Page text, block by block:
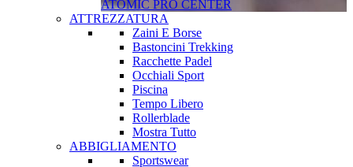
ATOMIC PRO CENTER
ATTREZZATURA
Zaini E Borse
Bastoncini Trekking
Racchette Padel
Occhiali Sport
Piscina
Tempo Libero
Rollerblade
Mostra Tutto
ABBIGLIAMENTO
Sportswear